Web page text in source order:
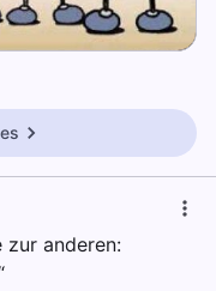
zur anderen: